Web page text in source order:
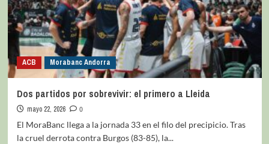
ACB Morabanc Andorra
Dos partidos por sobrevivir: el primero a Lleida
mayo 22, 2026
0
El MoraBanc llega a la jornada 33 en el filo del precipicio. Tras
la cruel derrota contra Burgos (83-85), la...